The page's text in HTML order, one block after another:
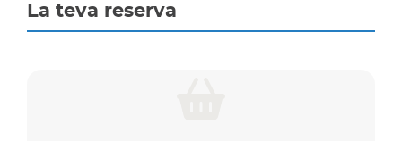
La teva reserva